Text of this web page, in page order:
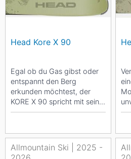
Head Kore X 90
Egal ob du Gas gibst oder
entspannt den Berg
erkunden möchtest, der
KORE X 90 spricht mit seiner
Konstruktion alle All
Allmountain Ski | 2025 -